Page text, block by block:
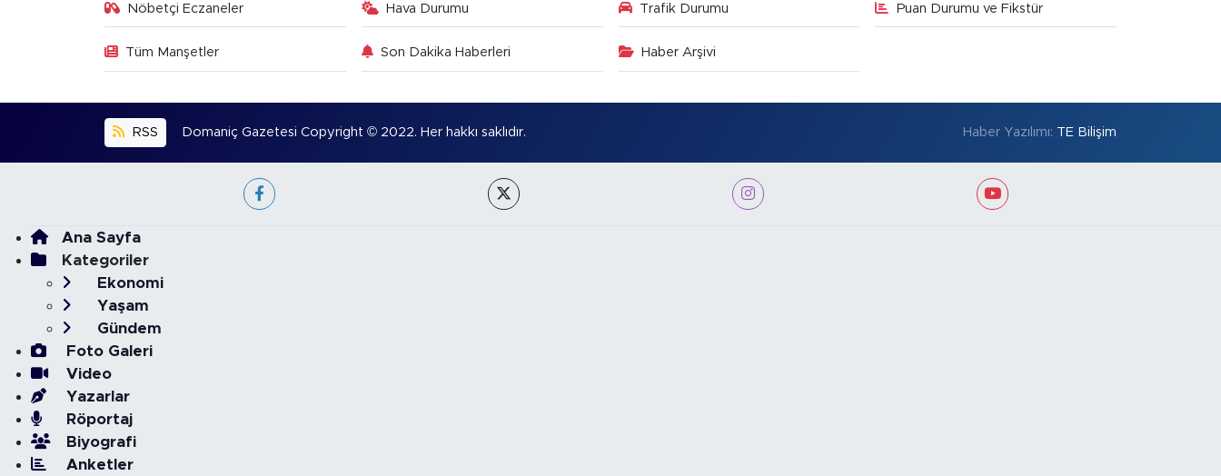
Nöbetçi Eczaneler Hava Durumu Trafik Durumu Puan Durumu ve Fikstür
Tüm Manşetler Son Dakika Haberleri Haber Arşivi
RSS Domaniç Gazetesi Copyright © 2022. Her hakkı saklıdır. Haber Yazılımı: TE Bilişim
Ana Sayfa
Kategoriler
Ekonomi
Yaşam
Gündem
Foto Galeri
Video
Yazarlar
Röportaj
Biyografi
Anketler